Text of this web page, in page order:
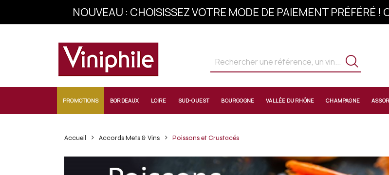
INSCRIVEZ-VOUS À LA NEWSLETTER : 10%
PROMOTIONS BORDEAUX LOIRE SUD-OUEST BOURGOGNE VALLÉE DU RHÔNE CHAMPAGNE
Accueil Accords Mets & Vins Poissons et Crustacés